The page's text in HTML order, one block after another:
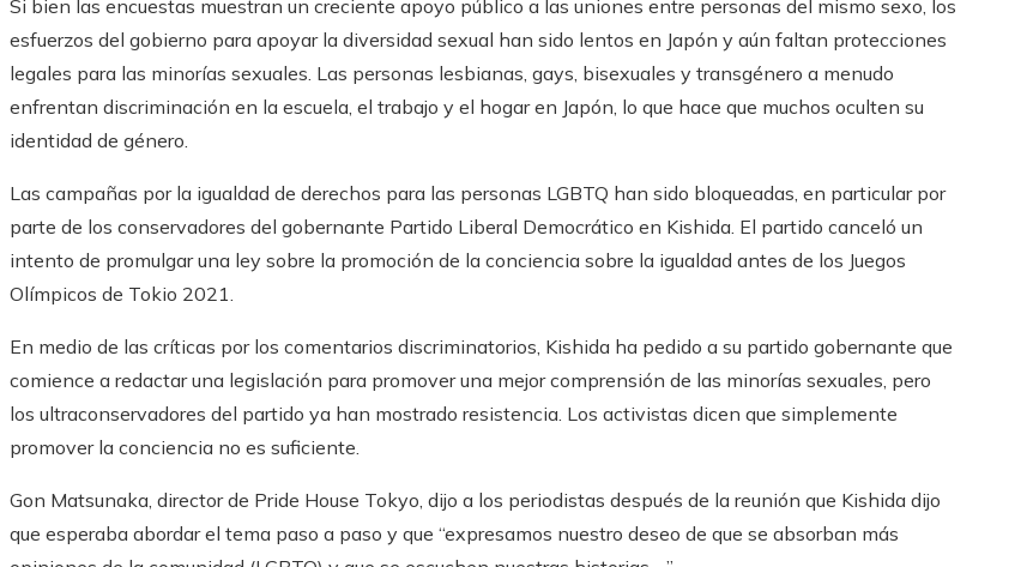
Si bien las encuestas muestran un creciente apoyo público a las uniones entre personas del mismo sexo, los
esfuerzos del gobierno para apoyar la diversidad sexual han sido lentos en Japón y aún faltan protecciones
legales para las minorías sexuales. Las personas lesbianas, gays, bisexuales y transgénero a menudo
enfrentan discriminación en la escuela, el trabajo y el hogar en Japón, lo que hace que muchos oculten su
identidad de género.
Las campañas por la igualdad de derechos para las personas LGBTQ han sido bloqueadas, en particular por
parte de los conservadores del gobernante Partido Liberal Democrático en Kishida. El partido canceló un
intento de promulgar una ley sobre la promoción de la conciencia sobre la igualdad antes de los Juegos
Olímpicos de Tokio 2021.
En medio de las críticas por los comentarios discriminatorios, Kishida ha pedido a su partido gobernante que
comience a redactar una legislación para promover una mejor comprensión de las minorías sexuales, pero
los ultraconservadores del partido ya han mostrado resistencia. Los activistas dicen que simplemente
promover la conciencia no es suficiente.
Gon Matsunaka, director de Pride House Tokyo, dijo a los periodistas después de la reunión que Kishida dijo
que esperaba abordar el tema paso a paso y que “expresamos nuestro deseo de que se absorban más